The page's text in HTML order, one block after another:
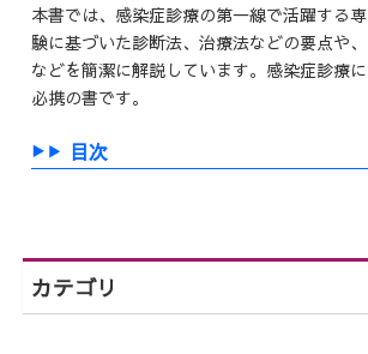
本書では、感染症診療の第一線で活躍する
験に基づいた診断法、治療法などの要点や
などを簡潔に解説しています。感染症診療
必携の書です。
目次
カテゴリ